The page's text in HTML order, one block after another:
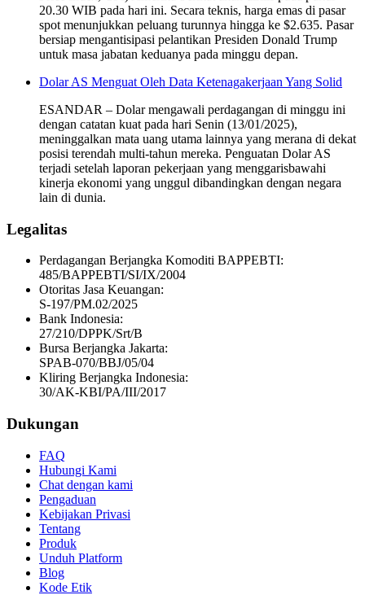
20.30 WIB pada hari ini. Secara teknis, harga emas di pasar
spot menunjukkan peluang turunnya hingga ke $2.635. Pasar
bersiap mengantisipasi pelantikan Presiden Donald Trump
untuk masa jabatan keduanya pada minggu depan.
Dolar AS Menguat Oleh Data Ketenagakerjaan Yang Solid
ESANDAR – Dolar mengawali perdagangan di minggu ini
dengan catatan kuat pada hari Senin (13/01/2025),
meninggalkan mata uang utama lainnya yang merana di dekat
posisi terendah multi-tahun mereka. Penguatan Dolar AS
terjadi setelah laporan pekerjaan yang menggarisbawahi
kinerja ekonomi yang unggul dibandingkan dengan negara
lain di dunia.
Legalitas
Perdagangan Berjangka Komoditi BAPPEBTI:
485/BAPPEBTI/SI/IX/2004
Otoritas Jasa Keuangan:
S-197/PM.02/2025
Bank Indonesia:
27/210/DPPK/Srt/B
Bursa Berjangka Jakarta:
SPAB-070/BBJ/05/04
Kliring Berjangka Indonesia:
30/AK-KBI/PA/III/2017
Dukungan
FAQ
Hubungi Kami
Chat dengan kami
Pengaduan
Kebijakan Privasi
Tentang
Produk
Unduh Platform
Blog
Kode Etik